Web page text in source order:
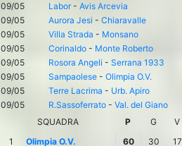
09/05
Labor- Avis Arcevia
09/05
Aurora Jesi - Chiaravalle
09/05
Villa Strada - Monsano
09/05
Corinaldo - Monte Roberto
09/05
Rosora Angeli - Serrana 1933
09/05
Sampaolese - Olimpia O.V.
09/05
Terre Lacrima - Urb. Apiro
09/05
R.Sassoferrato - Val. del Giano
SQUADRA
P G V
1
Olimpia O.V. 60 30 17